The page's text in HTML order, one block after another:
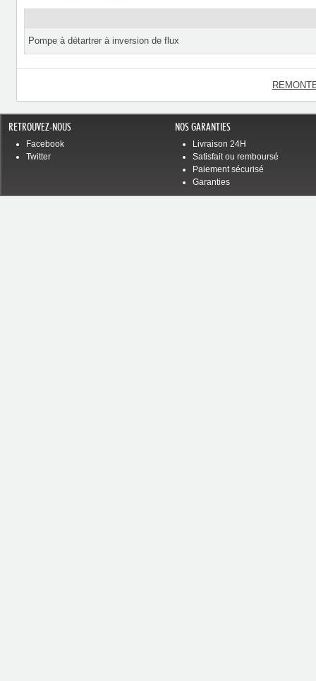
Pompe à détartrer à inversion de flux
RETROUVEZ-NOUS
Facebook
Twitter
NOS GARANTIES
Livraison 24H
Satisfait ou remboursé
Paiement sécurisé
Garanties